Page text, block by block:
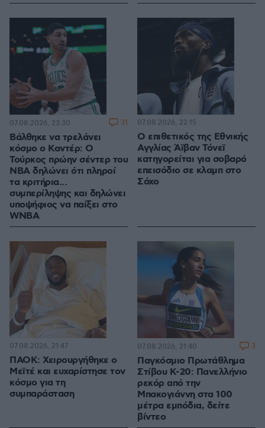
Βάλθηκε να τρελάνει
κόσμο ο Καντέρ: Ο
Τούρκος πρώην σέντερ του
NBA δηλώνει ότι πληροί
τα κριτήρια...
συμπερίληψης και δηλώνει
υποψήφιος να παίξει στο
WNBA
07.08.2026, 23:30 31
Ο επιθετικός της Εθνικής
Αγγλίας Άϊβαν Τόνεϊ
κατηγορείται για σοβαρό
επεισόδιο σε κλαμπ στο
Σόχο
07.08.2026, 22:15
ΠΑΟΚ: Χειρουργήθηκε ο
Μεϊτέ και ευχαρίστησε τον
κόσμο για τη
συμπαράσταση
07.08.2026, 21:47
Παγκόσμιο Πρωτάθλημα
Στίβου Κ-20: Πανελλήνιο
ρεκόρ από την
Μπακογιάννη στα 100
μέτρα εμπόδια, δείτε
βίντεο
07.08.2026, 21:40 3